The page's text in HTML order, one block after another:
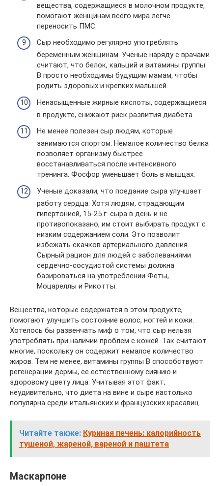
вещества, содержащиеся в молочном продукте,
помогают женщинам всего мира легче
переносить ПМС.
Сыр необходимо регулярно употреблять
беременным женщинам. Ученые наряду с врачами
считают, что белок, кальций и витамины группы
В просто необходимы будущим мамам, чтобы
родить здоровых и крепких малышей.
Ненасыщенные жирные кислоты, содержащиеся
в продукте, снижают риск развития диабета.
Не менее полезен сыр людям, которые
занимаются спортом. Немалое количество белка
позволяет организму быстрее
восстанавливаться после интенсивного
тренинга. Фосфор уменьшает боль в мышцах.
Ученые доказали, что поедание сыра улучшает
работу сердца. Хотя людям, страдающим
гипертонией, 15-25 г. сыра в день и не
противопоказано, им стоит выбирать продукт с
низким содержанием соли. Это позволит
избежать скачков артериального давления.
Сырный рацион для людей с заболеваниями
сердечно-сосудистой системы должна
базироваться на употреблении Феты,
Моцареллы и Рикотты.
Вещества, которые содержатся в этом продукте,
помогают улучшить состояние волос, ногтей и кожи.
Хотелось бы развенчать миф о том, что сыр нельзя
употреблять при наличии проблем с кожей. Так считают
многие, поскольку он содержит немалое количество
жиров. Тем не менее, витамины группы В способствуют
регенерации дермы, ее естественному сиянию и
здоровому цвету лица. Учитывая этот факт,
неудивительно, что диета на вине и сыре настолько
популярна среди итальянских и французских красавиц.
Читайте также: Куриная печень: калорийность
тушеной, жареной, вареной и паштета
Маскарпоне